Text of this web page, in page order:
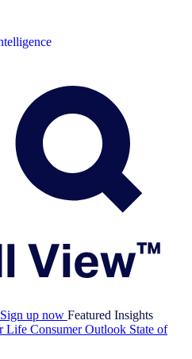
up now Featured Insights
Life Consumer Outlook State of